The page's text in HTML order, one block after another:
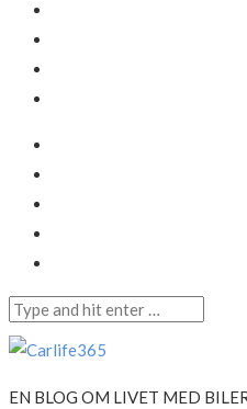
Search
for:
Skip
content
EN BLOG OM LIVET MED